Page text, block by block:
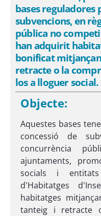
bases reguladores
subvencions, en
pública no
han adquirit
bonificat
retracte o la
los a lloguer social.
Objecte:
Aquestes bases
concessió de
concurrència
ajuntaments,
socials i
d'Habitatges
habitatges
tanteig i retracte